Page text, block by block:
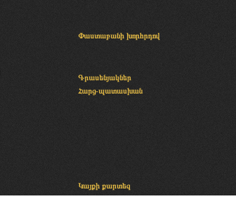
Փաստաբանի խորհրդով
Գրասենյակներ
Հարց-պատասխան
Կայքի քարտեզ